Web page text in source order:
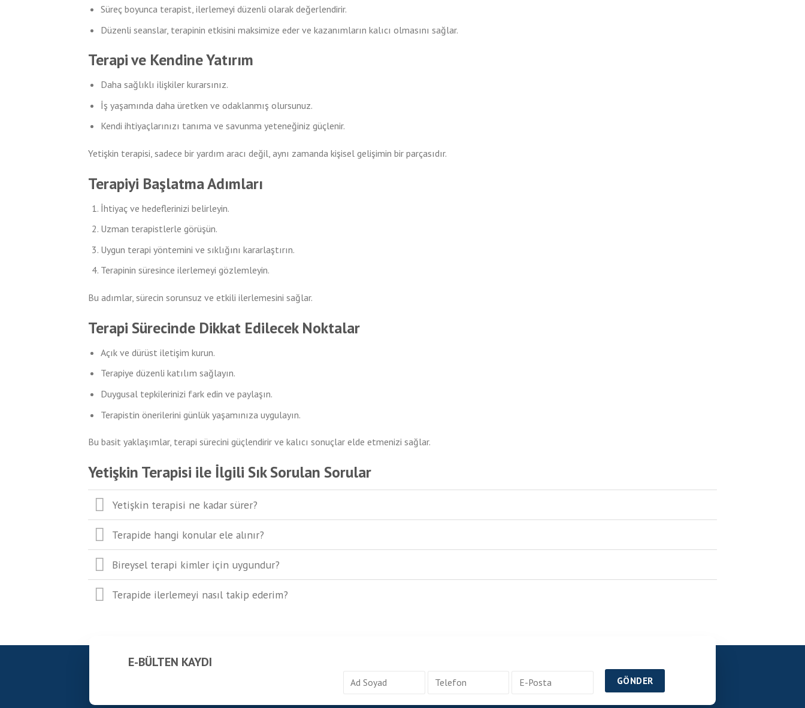
Süreç boyunca terapist, ilerlemeyi düzenli olarak değerlendirir.
Düzenli seanslar, terapinin etkisini maksimize eder ve kazanımların kalıcı olmasını sağlar.
Terapi ve Kendine Yatırım
Daha sağlıklı ilişkiler kurarsınız.
İş yaşamında daha üretken ve odaklanmış olursunuz.
Kendi ihtiyaçlarınızı tanıma ve savunma yeteneğiniz güçlenir.
Yetişkin terapisi, sadece bir yardım aracı değil, aynı zamanda kişisel gelişimin bir parçasıdır.
Terapiyi Başlatma Adımları
İhtiyaç ve hedeflerinizi belirleyin.
Uzman terapistlerle görüşün.
Uygun terapi yöntemini ve sıklığını kararlaştırın.
Terapinin süresince ilerlemeyi gözlemleyin.
Bu adımlar, sürecin sorunsuz ve etkili ilerlemesini sağlar.
Terapi Sürecinde Dikkat Edilecek Noktalar
Açık ve dürüst iletişim kurun.
Terapiye düzenli katılım sağlayın.
Duygusal tepkilerinizi fark edin ve paylaşın.
Terapistin önerilerini günlük yaşamınıza uygulayın.
Bu basit yaklaşımlar, terapi sürecini güçlendirir ve kalıcı sonuçlar elde etmenizi sağlar.
Yetişkin Terapisi ile İlgili Sık Sorulan Sorular
Yetişkin terapisi ne kadar sürer?
Terapide hangi konular ele alınır?
Bireysel terapi kimler için uygundur?
Terapide ilerlemeyi nasıl takip ederim?
E-BÜLTEN KAYDI